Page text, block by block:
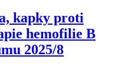
kapky proti
hemofilie B
2025/8